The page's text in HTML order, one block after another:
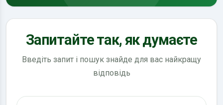
Запитайте так, як думаєте
Введіть запит і пошук знайде для вас найкращу
відповідь